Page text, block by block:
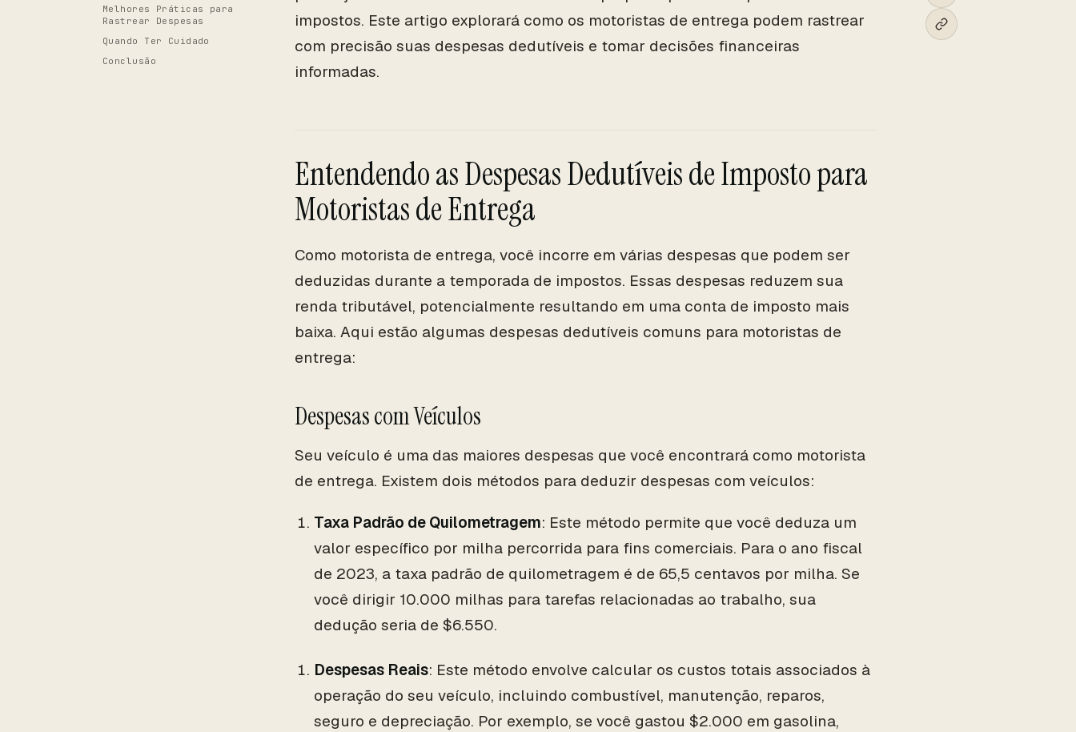
Melhores Práticas para
Rastrear Despesas
Quando Ter Cuidado
Conclusão
impostos. Este artigo explorará como os motoristas de entrega podem rastrear
com precisão suas despesas dedutíveis e tomar decisões financeiras
informadas.
Entendendo as Despesas Dedutíveis de Imposto para
Motoristas de Entrega
Como motorista de entrega, você incorre em várias despesas que podem ser
deduzidas durante a temporada de impostos. Essas despesas reduzem sua
renda tributável, potencialmente resultando em uma conta de imposto mais
baixa. Aqui estão algumas despesas dedutíveis comuns para motoristas de
entrega:
Despesas com Veículos
Seu veículo é uma das maiores despesas que você encontrará como motorista
de entrega. Existem dois métodos para deduzir despesas com veículos:
Taxa Padrão de Quilometragem: Este método permite que você deduza um
valor específico por milha percorrida para fins comerciais. Para o ano fiscal
de 2023, a taxa padrão de quilometragem é de 65,5 centavos por milha. Se
você dirigir 10.000 milhas para tarefas relacionadas ao trabalho, sua
dedução seria de $6.550.
Despesas Reais: Este método envolve calcular os custos totais associados à
operação do seu veículo, incluindo combustível, manutenção, reparos,
seguro e depreciação. Por exemplo, se você gastou $2.000 em gasolina,